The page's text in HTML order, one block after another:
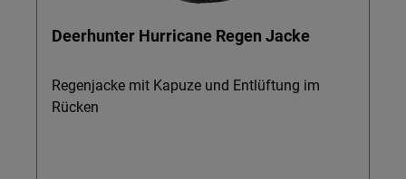
Deerhunter Hurricane Regen Jacke
Regenjacke mit Kapuze und Entlüftung im
Rücken